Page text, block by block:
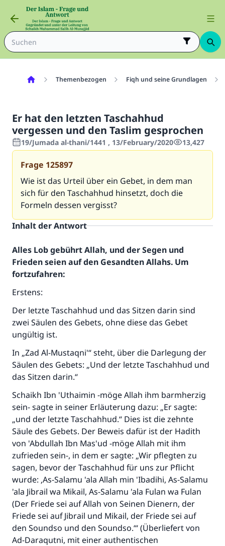
Themenbezogen Fiqh und seine Grundlagen
Er hat den letzten Taschahhud
vergessen und den Taslim gesprochen
19/Jumada al-thani/1441 , 13/February/2020 13,427
Frage 125897
Wie ist das Urteil über ein Gebet, in dem man
sich für den Taschahhud hinsetzt, doch die
Formeln dessen vergisst?
Inhalt der Antwort
Alles Lob gebührt Allah, und der Segen und
Frieden seien auf den Gesandten Allahs. Um
fortzufahren:
Erstens:
Der letzte Taschahhud und das Sitzen darin sind
zwei Säulen des Gebets, ohne diese das Gebet
ungültig ist.
In „Zad Al-Mustaqni'“ steht, über die Darlegung der
Säulen des Gebets: „Und der letzte Taschahhud und
das Sitzen darin.“
Schaikh Ibn 'Uthaimin -möge Allah ihm barmherzig
sein- sagte in seiner Erläuterung dazu: „Er sagte:
„und der letzte Taschahhud.“ Dies ist die zehnte
Säule des Gebets. Der Beweis dafür ist der Hadith
von 'Abdullah Ibn Mas'ud -möge Allah mit ihm
zufrieden sein-, in dem er sagte: „Wir pflegten zu
sagen, bevor der Taschahhud für uns zur Pflicht
wurde: ‚As-Salamu 'ala Allah min 'Ibadihi, As-Salamu
'ala Jibrail wa Mikail, As-Salamu 'ala Fulan wa Fulan
(Der Friede sei auf Allah von Seinen Dienern, der
Friede sei auf Jibrail und Mikail, der Friede sei auf
den Soundso und den Soundso.‘“ (Überliefert von
Ad-Daraqutni, mit einer authentischen